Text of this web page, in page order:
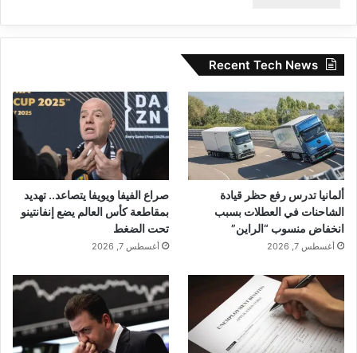
Recent Tech News
ألمانيا تدرس رفع حظر قيادة
الشاحنات في العطلات بسبب
انخفاض منسوب “الراين”
أغسطس 7, 2026
صراع الفيفا ويويفا يتصاعد.. تهديد
بمقاطعة كأس العالم يضع إنفانتينو
تحت الضغط
أغسطس 7, 2026